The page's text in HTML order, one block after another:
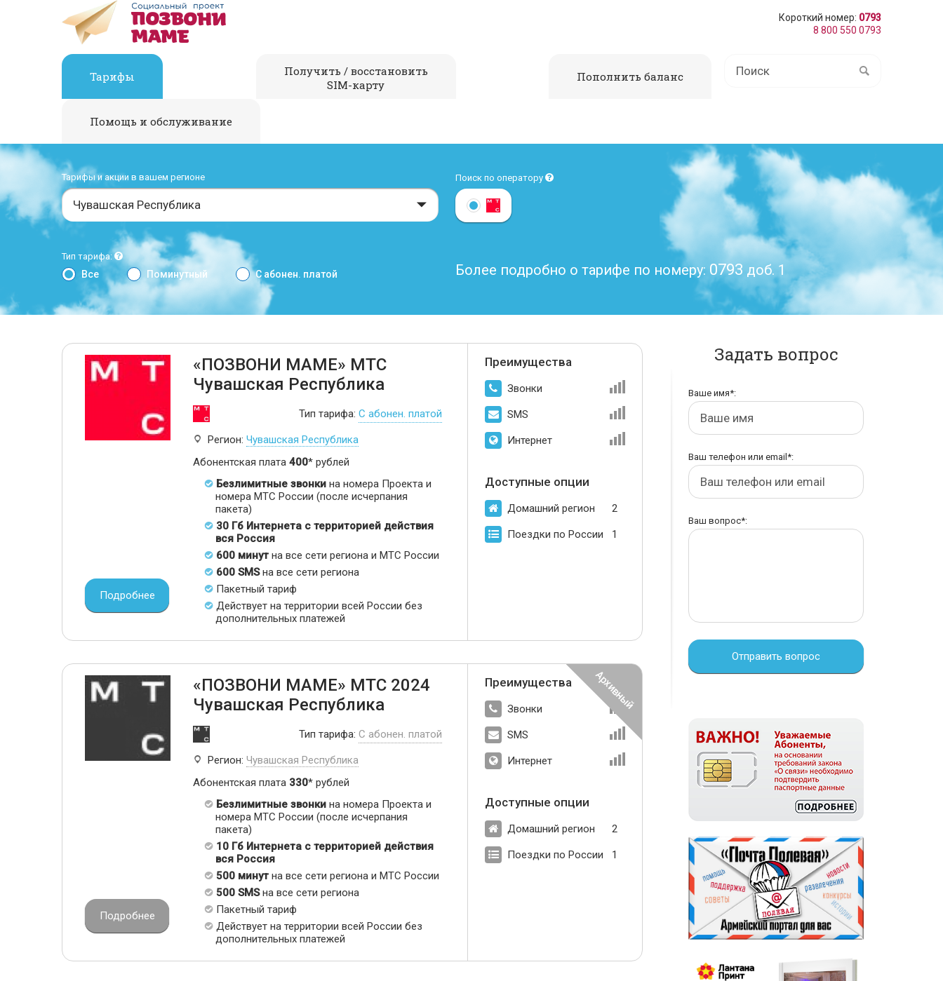
Короткий номер: 0793
8 800 550 0793
Тарифы
Получить / восстановить
SIM-карту
Пополнить баланс
Помощь и обслуживание
Тарифы и акции в вашем регионе
Чувашская Республика
Поиск по оператору
Тип тарифа:
Все Поминутный С абонен. платой Более подробно о тарифе по номеру: 0793 доб. 1
«ПОЗВОНИ МАМЕ» МТС
Чувашская Республика
Тип тарифа:С абонен. платой
Регион: Чувашская Республика
Абонентская плата 400* рублей
Безлимитные звонкина номера Проекта и
номера МТС России (после исчерпания
пакета)
30 Гб Интернета с территорией действия
вся Россия
600 минутна все сети региона и МТС России
600 SMSна все сети региона
Пакетный тариф
Действует на территории всей России без
дополнительных платежей
Преимущества
Звонки
SMS
Интернет
Доступные опции
Домашний регион 2
Поездки по России 1
Подробнее
«ПОЗВОНИ МАМЕ» МТС 2024
Чувашская Республика
Тип тарифа:С абонен. платой
Регион: Чувашская Республика
Абонентская плата 330* рублей
Безлимитные звонкина номера Проекта и
номера МТС России (после исчерпания
пакета)
10 Гб Интернета с территорией действия
вся Россия
500 минутна все сети региона и МТС России
500 SMSна все сети региона
Пакетный тариф
Действует на территории всей России без
дополнительных платежей
Преимущества
Звонки
SMS
Интернет
Доступные опции
Домашний регион 2
Поездки по России 1
Подробнее
Задать вопрос
Ваше имя*:
Ваш телефон или email*:
Ваш вопрос*:
Отправить вопрос